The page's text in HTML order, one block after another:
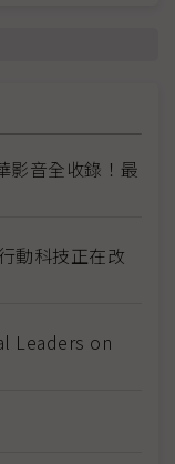
影音全收錄！最
動科技正在改
Leaders on